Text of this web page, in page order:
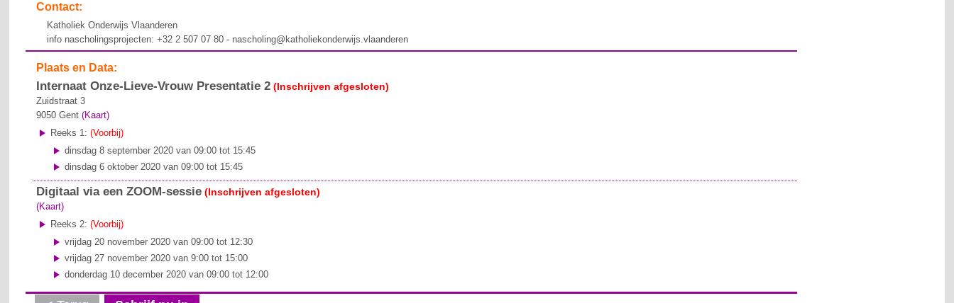
Contact:
Katholiek Onderwijs Vlaanderen
info nascholingsprojecten: +32 2 507 07 80 - nascholing@katholiekonderwijs.vlaanderen
Plaats en Data:
Internaat Onze-Lieve-Vrouw Presentatie 2 (Inschrijven afgesloten)
Zuidstraat 3
9050 Gent (Kaart)
Reeks 1:(Voorbij)
dinsdag 8 september 2020 van 09:00 tot 15:45
dinsdag 6 oktober 2020 van 09:00 tot 15:45
Digitaal via een ZOOM-sessie (Inschrijven afgesloten)
(Kaart)
Reeks 2:(Voorbij)
vrijdag 20 november 2020 van 09:00 tot 12:30
vrijdag 27 november 2020 van 9:00 tot 15:00
donderdag 10 december 2020 van 09:00 tot 12:00